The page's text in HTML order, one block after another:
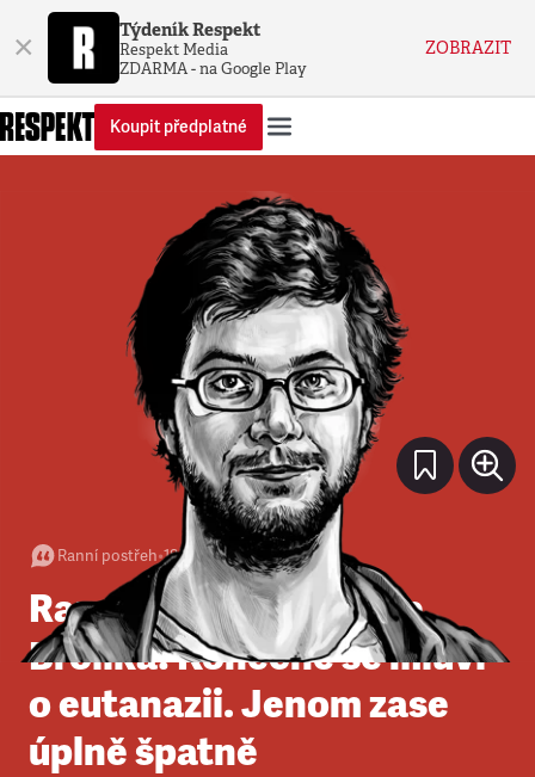
× Týdeník Respekt
Respekt Media
ZDARMA - na Google Play
ZOBRAZIT
Koupit předplatné
Ranní postřeh•18. 7. 2025•2 minuty
Ranní postřeh Tomáše
Brolíka: Konečně se mluví
o eutanazii. Jenom zase
úplně špatně